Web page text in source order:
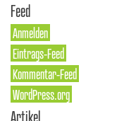
Feed
Anmelden
Eintrags-Feed
Kommentar-Feed
WordPress.org
Artikel